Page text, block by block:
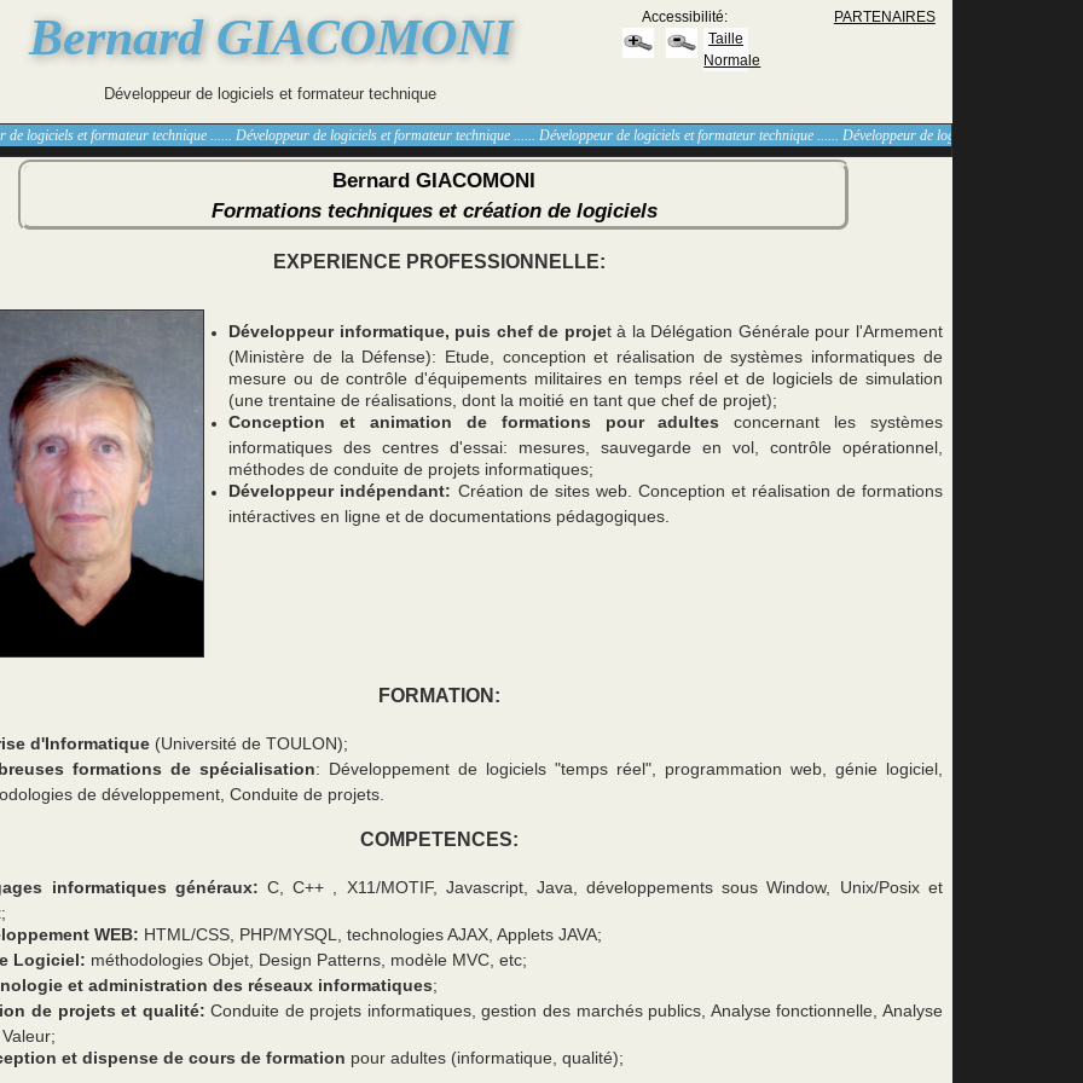
Bernard GIACOMONI
Développeur de logiciels et formateur technique
Accessibilité:
Taille
Normale
PARTENAIRES
et formateur technique ...... Développeur de logiciels et formateur technique ...... Développeur de logiciels et formateur technique ...... Développeur de logiciels et
de spectacles
Bernard GIACOMONI
Formations techniques et création de logiciels
EXPERIENCE PROFESSIONNELLE:
Développeur informatique, puis chef de projet à la Délégation Générale pour l'Armement
(Ministère de la Défense): Etude, conception et réalisation de systèmes informatiques de
mesure ou de contrôle d'équipements militaires en temps réel et de logiciels de simulation
(une trentaine de réalisations, dont la moitié en tant que chef de projet);
Conception et animation de formations pour adultes concernant les systèmes
informatiques des centres d'essai: mesures, sauvegarde en vol, contrôle opérationnel,
méthodes de conduite de projets informatiques;
Développeur indépendant: Création de sites web. Conception et réalisation de formations
intéractives en ligne et de documentations pédagogiques.
FORMATION:
d'Informatique (Université de TOULON);
formations de spécialisation: Développement de logiciels "temps réel", programmation web, génie logiciel,
de développement, Conduite de projets.
COMPETENCES:
informatiques généraux: C, C++ , X11/MOTIF, Javascript, Java, développements sous Window, Unix/Posix et
WEB: HTML/CSS, PHP/MYSQL, technologies AJAX, Applets JAVA;
Logiciel: méthodologies Objet, Design Patterns, modèle MVC, etc;
et administration des réseaux informatiques;
de projets et qualité: Conduite de projets informatiques, gestion des marchés publics, Analyse fonctionnelle, Analyse
et dispense de cours de formation pour adultes (informatique, qualité);